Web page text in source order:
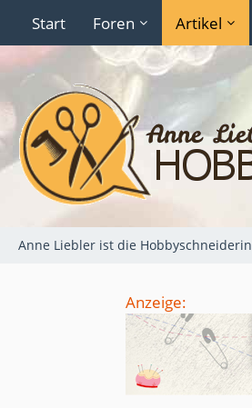
Start Foren Artikel
Anne Liebler ist die Hobbyschneiderin
Anzeige: